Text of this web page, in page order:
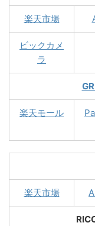
楽天市場
ビックカメ
ラ
楽天モール
楽天市場